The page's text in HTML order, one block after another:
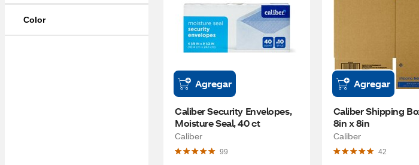
Color
Agregar
Caliber Security Envelopes,
Moisture Seal, 40 ct
Caliber
99
Agregar
Caliber Shipping
8in x 8in
Caliber
42